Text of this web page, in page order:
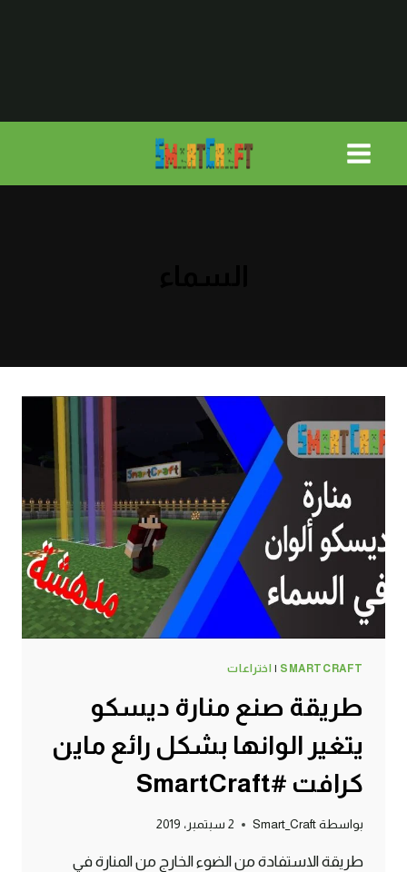
SMARTCRAFT
| اختراعات
طريقة صنع منارة ديسكو
يتغير الوانها بشكل رائع ماين
كرافت #SmartCraft
بواسطة Smart_Craft 2 سبتمبر، 2019
طريقة الاستفادة من الضوء الخارج من المنارة في